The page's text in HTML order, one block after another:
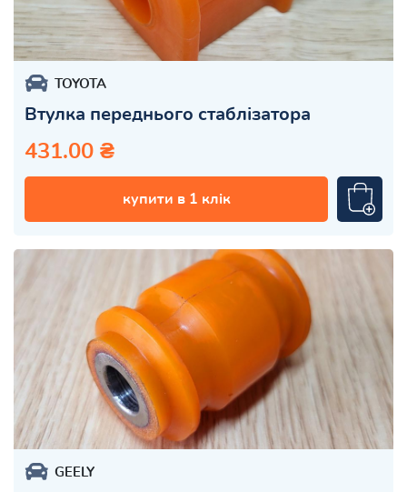
TOYOTA
Втулка переднього стаблізатора
431.00 ₴
купити в 1 клік
GEELY